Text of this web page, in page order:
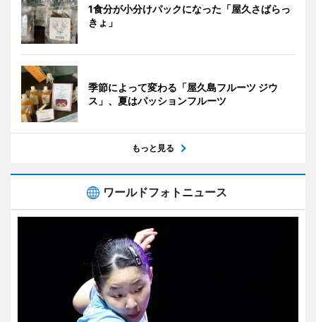
1食分が小分けパックになった「屋久さばらっ
きょ」
季節によって変わる「屋久島フルーツ ジウ
ス」、夏はパッションフルーツ
もっと見る
ワールドフォトニュース